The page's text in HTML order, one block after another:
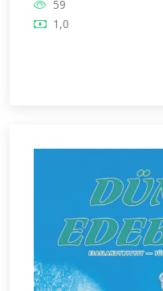
59
1,0